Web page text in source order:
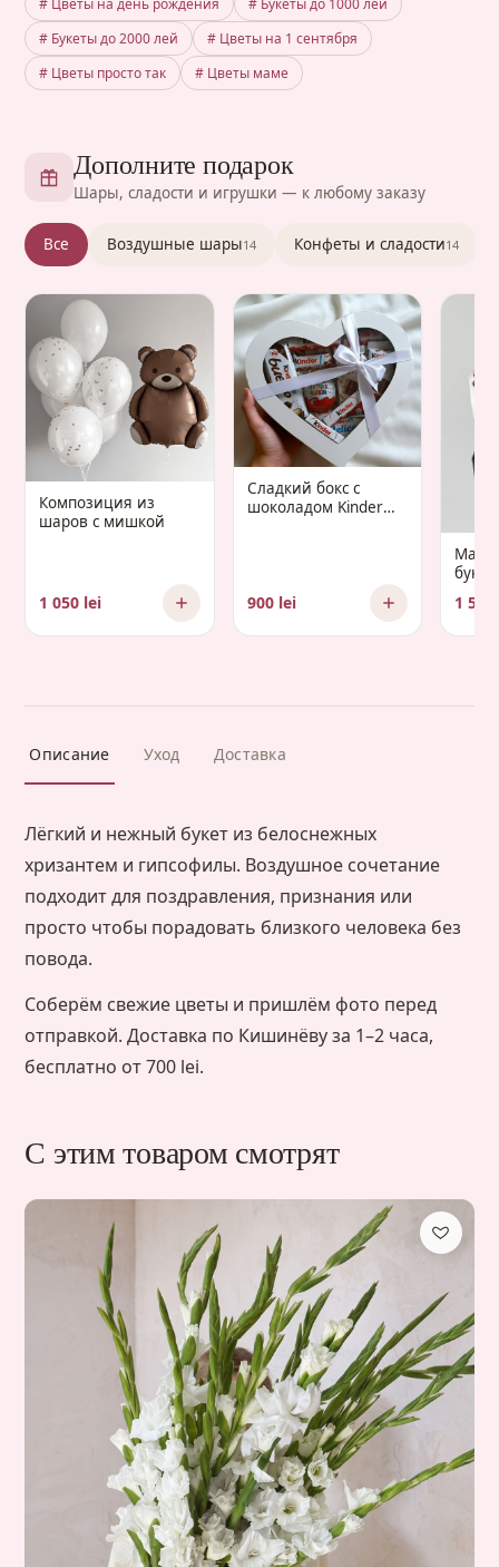
# Букеты до 2000 лей
# Цветы на 1 сентября
# Цветы просто так
# Цветы маме
Дополните подарок
Шары, сладости и игрушки — к любому заказу
Все Воздушные шары14 Конфеты и сладости14
Композиция из
шаров с мишкой
1 050 lei
Сладкий бокс с
шоколадом Kinder
900 lei 1
Описание Уход Доставка
Лёгкий и нежный букет из белоснежных
хризантем и гипсофилы. Воздушное сочетание
подходит для поздравления, признания или
просто чтобы порадовать близкого человека без
повода.
Соберём свежие цветы и пришлём фото перед
отправкой. Доставка по Кишинёву за 1–2 часа,
бесплатно от 700 lei.
С этим товаром смотрят